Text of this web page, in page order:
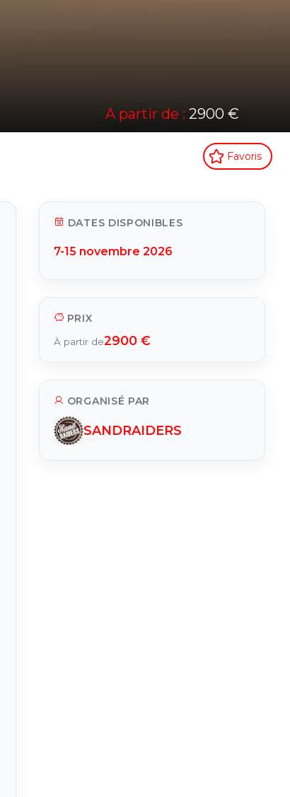
A partir de : 2900 €
Favoris
DATES DISPONIBLES
7-15 novembre 2026
PRIX
À partir de2900 €
ORGANISÉ PAR
SANDRAIDERS